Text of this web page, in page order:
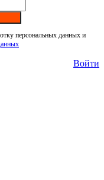
персональных данных и
Войти